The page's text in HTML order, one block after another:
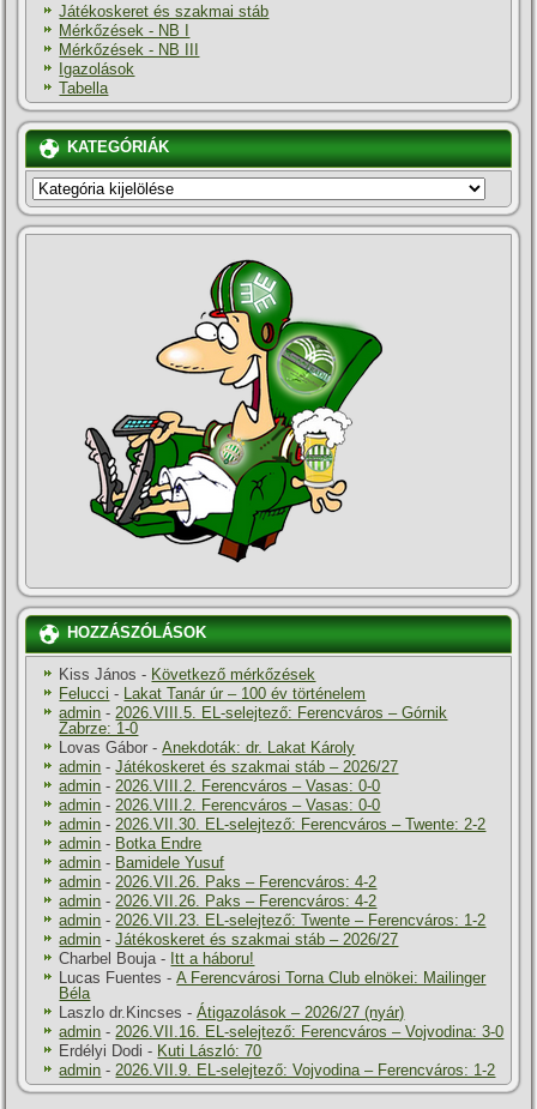
Játékoskeret és szakmai stáb
Mérkőzések - NB I
Mérkőzések - NB III
Igazolások
Tabella
KATEGÓRIÁK
KATEGÓRIÁK
HOZZÁSZÓLÁSOK
Kiss János - Következő mérkőzések
Felucci - Lakat Tanár úr – 100 év történelem
admin - 2026.VIII.5. EL-selejtező: Ferencváros – Górnik
Zabrze: 1-0
Lovas Gábor -Anekdoták: dr. Lakat Károly
admin -Játékoskeret és szakmai stáb – 2026/27
admin - 2026.VIII.2. Ferencváros – Vasas: 0-0
admin - 2026.VIII.2. Ferencváros – Vasas: 0-0
admin - 2026.VII.30. EL-selejtező: Ferencváros – Twente: 2-2
admin - Botka Endre
admin - Bamidele Yusuf
admin - 2026.VII.26. Paks – Ferencváros: 4-2
admin - 2026.VII.26. Paks – Ferencváros: 4-2
admin - 2026.VII.23. EL-selejtező: Twente – Ferencváros: 1-2
admin -Játékoskeret és szakmai stáb – 2026/27
Charbel Bouja - Itt a háboru!
Lucas Fuentes -A Ferencvárosi Torna Club elnökei: Mailinger
Béla
Laszlo dr.Kincses -Átigazolások – 2026/27 (nyár)
admin - 2026.VII.16. EL-selejtező: Ferencváros – Vojvodina: 3-0
Erdélyi Dodi - Kuti László: 70
admin - 2026.VII.9. EL-selejtező: Vojvodina – Ferencváros: 1-2